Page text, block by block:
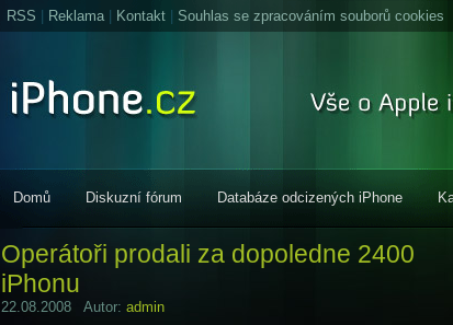
RSS Reklama| Kontakt Souhlas se zpracováním souborů cookies
Domů Diskuzní fórum Databáze odcizených iPhone
Operátoři prodali za dopoledne 2400
iPhonu
22.08.2008 Autor: admin